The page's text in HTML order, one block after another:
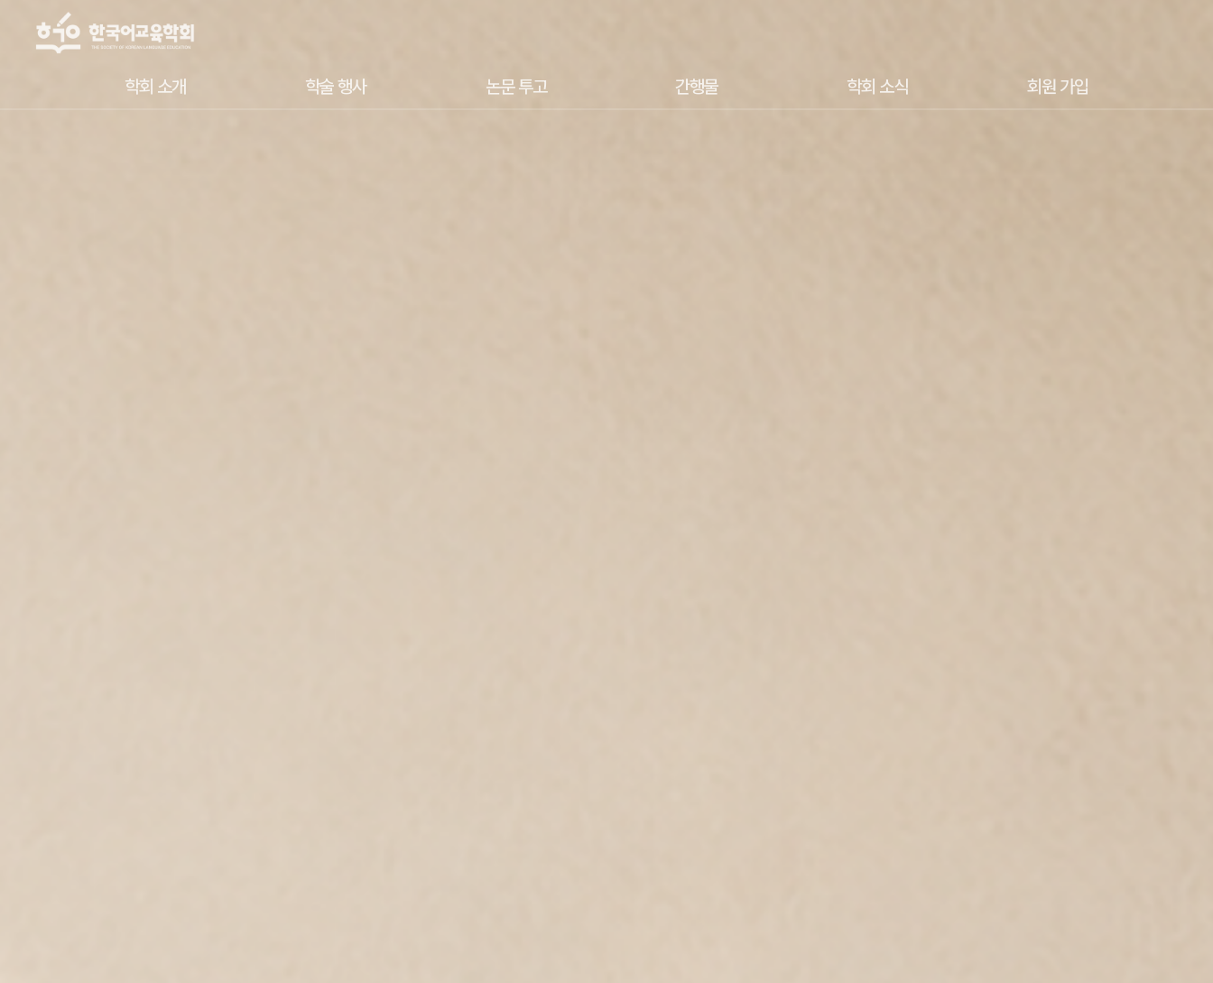
학회 소개 학술 행사 논문 투고 간행물 학회 소식 회원 가입